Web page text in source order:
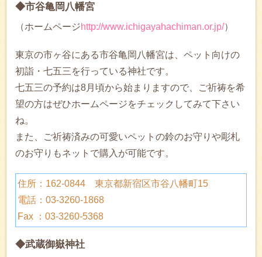
◆市谷亀岡八幡宮
（ホームページhttp://www.ichigayahachiman.or.jp/）
東京の市ヶ谷にある市谷亀岡八幡宮は、ペット向けの
初詣・七五三を行っている神社です。
七五三の予約は8月頃から始まりますので、ご祈祷を希
望の方はぜひホームページをチェックしてみて下さい
ね。
また、ご祈祷済みの可愛いペットの鈴のお守りや彫札
のお守りもネットで購入が可能です。
住所：162-0844 東京都新宿区市谷八幡町15
電話：03-3260-1868
Fax ：03-3260-5368
◆武蔵御嶽神社